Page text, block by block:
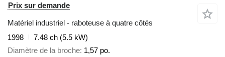
Prix sur demande
Matériel industriel - raboteuse à quatre côtés
1998
7.48 ch (5.5 kW)
Diamètre de la broche 1,57 po.